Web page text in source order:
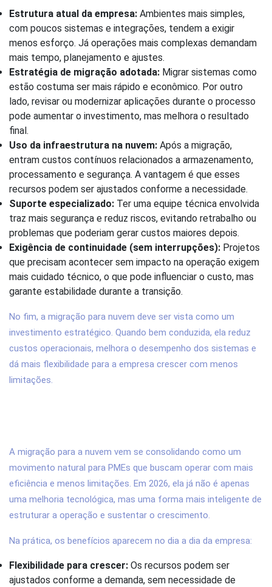
Estrutura atual da empresa: Ambientes mais simples,
com poucos sistemas e integrações, tendem a exigir
menos esforço. Já operações mais complexas demandam
mais tempo, planejamento e ajustes.
Estratégia de migração adotada: Migrar sistemas como
estão costuma ser mais rápido e econômico. Por outro
lado, revisar ou modernizar aplicações durante o processo
pode aumentar o investimento, mas melhora o resultado
final.
Uso da infraestrutura na nuvem: Após a migração,
entram custos contínuos relacionados a armazenamento,
processamento e segurança. A vantagem é que esses
recursos podem ser ajustados conforme a necessidade.
Suporte especializado: Ter uma equipe técnica envolvida
traz mais segurança e reduz riscos, evitando retrabalho ou
problemas que poderiam gerar custos maiores depois.
Exigência de continuidade (sem interrupções): Projetos
que precisam acontecer sem impacto na operação exigem
mais cuidado técnico, o que pode influenciar o custo, mas
garante estabilidade durante a transição.
No fim, a migração para nuvem deve ser vista como um
investimento estratégico. Quando bem conduzida, ela reduz
custos operacionais, melhora o desempenho dos sistemas e
dá mais flexibilidade para a empresa crescer com menos
limitações.
A migração para a nuvem vem se consolidando como um
movimento natural para PMEs que buscam operar com mais
eficiência e menos limitações. Em 2026, ela já não é apenas
uma melhoria tecnológica, mas uma forma mais inteligente de
estruturar a operação e sustentar o crescimento.
Na prática, os benefícios aparecem no dia a dia da empresa:
Flexibilidade para crescer: Os recursos podem ser
ajustados conforme a demanda, sem necessidade de